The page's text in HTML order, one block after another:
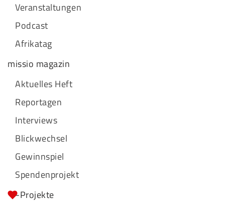
Veranstaltungen
Podcast
Afrikatag
missio magazin
Aktuelles Heft
Reportagen
Interviews
Blickwechsel
Gewinnspiel
Spendenprojekt
-Projekte